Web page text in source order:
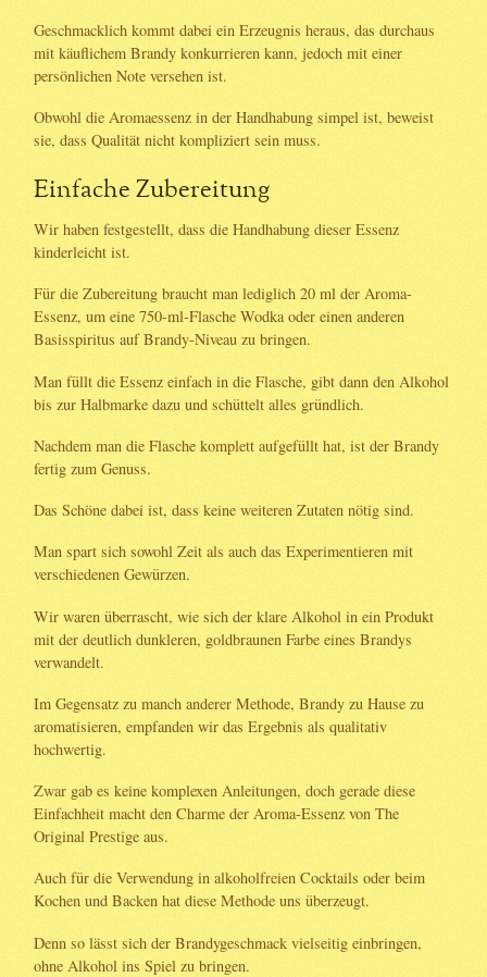
Geschmacklich kommt dabei ein Erzeugnis heraus, das durchaus
mit käuflichem Brandy konkurrieren kann, jedoch mit einer
persönlichen Note versehen ist.
Obwohl die Aromaessenz in der Handhabung simpel ist, beweist
sie, dass Qualität nicht kompliziert sein muss.
Einfache Zubereitung
Wir haben festgestellt, dass die Handhabung dieser Essenz
kinderleicht ist.
Für die Zubereitung braucht man lediglich 20 ml der Aroma-
Essenz, um eine 750-ml-Flasche Wodka oder einen anderen
Basisspiritus auf Brandy-Niveau zu bringen.
Man füllt die Essenz einfach in die Flasche, gibt dann den Alkohol
bis zur Halbmarke dazu und schüttelt alles gründlich.
Nachdem man die Flasche komplett aufgefüllt hat, ist der Brandy
fertig zum Genuss.
Das Schöne dabei ist, dass keine weiteren Zutaten nötig sind.
Man spart sich sowohl Zeit als auch das Experimentieren mit
verschiedenen Gewürzen.
Wir waren überrascht, wie sich der klare Alkohol in ein Produkt
mit der deutlich dunkleren, goldbraunen Farbe eines Brandys
verwandelt.
Im Gegensatz zu manch anderer Methode, Brandy zu Hause zu
aromatisieren, empfanden wir das Ergebnis als qualitativ
hochwertig.
Zwar gab es keine komplexen Anleitungen, doch gerade diese
Einfachheit macht den Charme der Aroma-Essenz von The
Original Prestige aus.
Auch für die Verwendung in alkoholfreien Cocktails oder beim
Kochen und Backen hat diese Methode uns überzeugt.
Denn so lässt sich der Brandygeschmack vielseitig einbringen,
ohne Alkohol ins Spiel zu bringen.